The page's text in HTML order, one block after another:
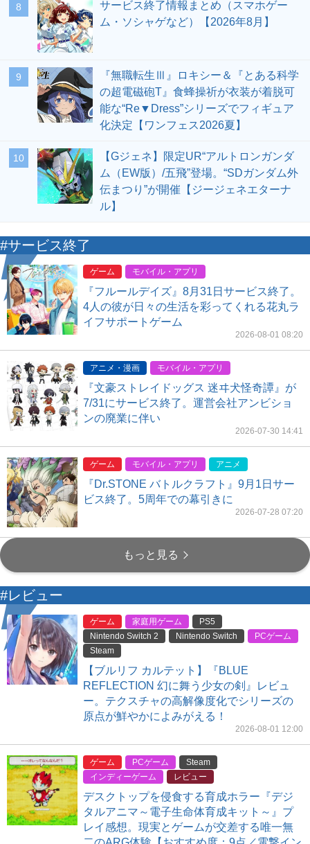
8
サービス終了情報まとめ（スマホゲー
ム・ソシャゲなど）【2026年8月】
9
『無職転生Ⅲ』ロキシー＆『とある科学
の超電磁砲T』食蜂操祈が衣装が着脱可
能な“Re▼Dress”シリーズでフィギュア
化決定【ワンフェス2026夏】
10
【Gジェネ】限定UR“アルトロンガンダ
ム（EW版）/五飛”登場。“SDガンダム外
伝まつり”が開催【ジージェネエターナ
ル】
#サービス終了
ゲーム モバイル・アプリ
『フルールデイズ』8月31日サービス終了。
4人の彼が日々の生活を彩ってくれる花丸ラ
イフサポートゲーム
2026-08-01 08:20
アニメ・漫画 モバイル・アプリ
『文豪ストレイドッグス 迷ヰ犬怪奇譚』が
7/31にサービス終了。運営会社アンビショ
ンの廃業に伴い
2026-07-30 14:41
ゲーム モバイル・アプリ アニメ
『Dr.STONE バトルクラフト』9月1日サー
ビス終了。5周年での幕引きに
2026-07-28 07:20
もっと見る
#レビュー
ゲーム 家庭用ゲーム
PS5
Nintendo Switch 2
Nintendo Switch
PCゲーム
Steam
【ブルリフ カルテット】『BLUE
REFLECTION 幻に舞う少女の剣』レビュ
ー。テクスチャの高解像度化でシリーズの
原点が鮮やかによみがえる！
2026-08-01 12:00
ゲーム PCゲーム
Steam
インディーゲーム
レビュー
デスクトップを侵食する育成ホラー『デジ
タルアニマ～電子生命体育成キット～』プ
レイ感想。現実とゲームが交差する唯一無